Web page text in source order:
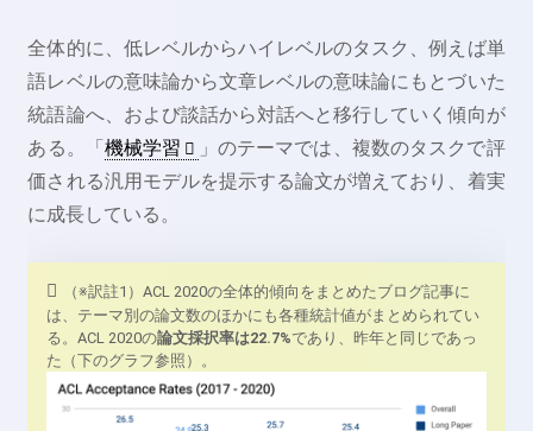
全体的に、低レベルからハイレベルのタスク、例えば単
語レベルの意味論から文章レベルの意味論にもとづいた
統語論へ、および談話から対話へと移行していく傾向が
ある。「 機械学習
」のテーマでは、複数のタスクで評
価される汎用モデルを提示する論文が増えており、着実
に成長している。
（※訳註1）ACL 2020の全体的傾向をまとめたブログ記事に
は、テーマ別の論文数のほかにも各種統計値がまとめられてい
る。ACL 2020の論文採択率は22.7%であり、昨年と同じであっ
た（下のグラフ参照）。